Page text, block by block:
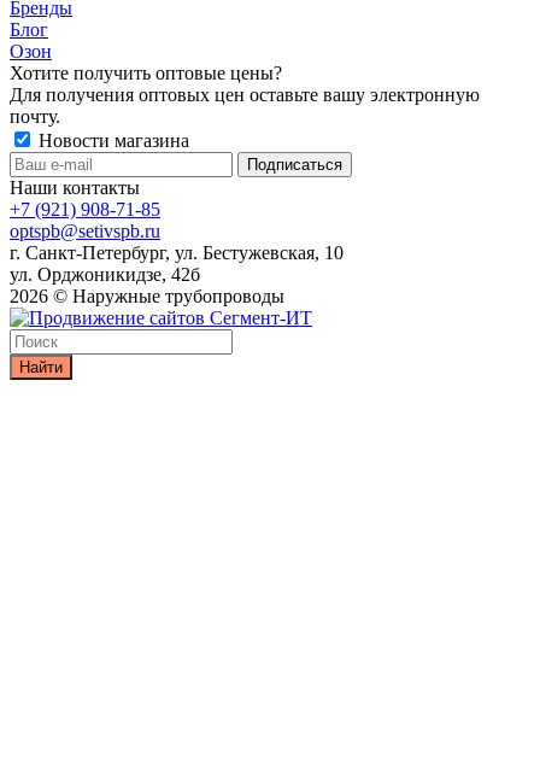
Бренды
Блог
Озон
Хотите получить оптовые цены?
Для получения оптовых цен оставьте вашу электронную
почту.
Новости магазина
Наши контакты
+7 (921) 908-71-85
optspb@setivspb.ru
г. Санкт-Петербург, ул. Бестужевская, 10
ул. Орджоникидзе, 42б
2026 © Наружные трубопроводы
Найти